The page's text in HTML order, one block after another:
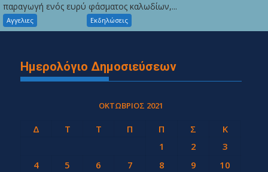
παραγωγή ενός ευρύ φάσματος καλωδίων,...
Αγγελιες Εκδηλώσεις
Ημερολόγιο Δημοσιεύσεων
ΟΚΤΏΒΡΙΟΣ 2021
Δ Τ Τ Π Π Σ
Κ
1
2
3
4
5 6 7 8 9
10